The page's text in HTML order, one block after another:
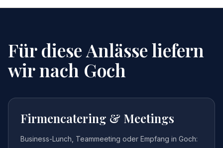
Für diese Anlässe liefern
wir nach Goch
Firmencatering & Meetings
Business-Lunch, Teammeeting oder Empfang in Goch: